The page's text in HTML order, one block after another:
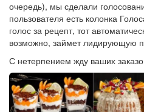
очередь), мы сделали
пользователя есть колонка
голос за рецепт, тот
возможно, займет лидирующую
С нетерпением жду ваших